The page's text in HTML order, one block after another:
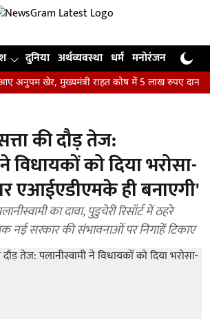
दुनिया अर्थव्यवस्था धर्म मनोरंजन खेल
मुख्यमंत्री राहत कोष में 5 लाख रुपए दान किए
की दौड़ तेज:
विधायकों को दिया भरोसा-
एआईएडीएमके ही बनाएगी'
का दावा, पुडुचेरी रिसॉर्ट में ठहरे
नई सरकार की संभावनाओं पर निगाहें टिकाए